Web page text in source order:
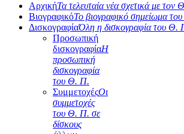
ΑρχικήΤα τελευταία νέα σχετικά με τον
ΒιογραφικόΤο βιογραφικό σημείωμα
ΔισκογραφίαΌλη η δισκογραφία του Θ.
Προσωπική
δισκογραφίαΗ
προσωπική
δισκογραφία
του Θ. Π.
ΣυμμετοχέςΟι
συμμετοχές
του Θ. Π. σε
δίσκους